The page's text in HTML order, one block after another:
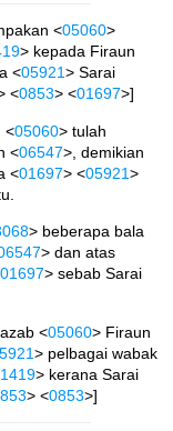
<05060>
> kepada Firaun
<05921> Sarai
<0853> <01697>]
<05060> tulah
<06547>, demikian
<01697> <05921>
> beberapa bala
> dan atas
01697> sebab Sarai
<05060> Firaun
> pelbagai wabak
> kerana Sarai
> <0853>]